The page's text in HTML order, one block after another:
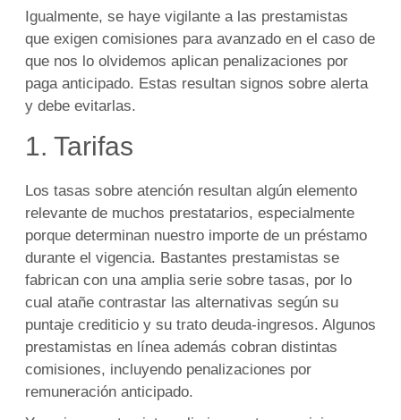
Igualmente, se haye vigilante a las prestamistas
que exigen comisiones para avanzado en el caso de
que nos lo olvidemos aplican penalizaciones por
paga anticipado. Estas resultan signos sobre alerta
y debe evitarlas.
1. Tarifas
Los tasas sobre atención resultan algún elemento
relevante de muchos prestatarios, especialmente
porque determinan nuestro importe de un préstamo
durante el vigencia. Bastantes prestamistas se
fabrican con una amplia serie sobre tasas, por lo
cual atañe contrastar las alternativas según su
puntaje crediticio y su trato deuda-ingresos. Algunos
prestamistas en línea además cobran distintas
comisiones, incluyendo penalizaciones por
remuneración anticipado.